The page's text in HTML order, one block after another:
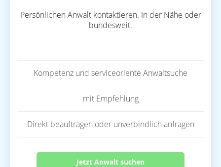
Persönlichen Anwalt kontaktieren. In der Nähe oder
bundesweit.
Kompetenz und serviceoriente Anwaltsuche
mit Empfehlung
Direkt beauftragen oder unverbindlich anfragen
Jetzt Anwalt suchen